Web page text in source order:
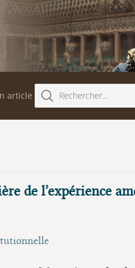
article Rechercher...
de l’expérience